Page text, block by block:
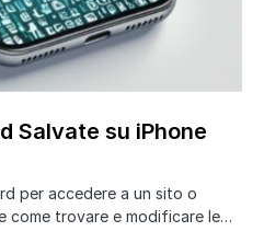
Salvate su iPhone
per accedere a un sito o
come trovare e modificare le…